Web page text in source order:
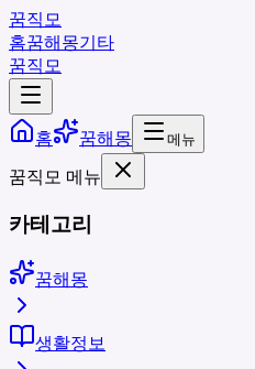
꿈직모
홈꿈해몽기타
꿈직모
홈 꿈해몽 메뉴
꿈직모 메뉴
카테고리
꿈해몽
생활정보